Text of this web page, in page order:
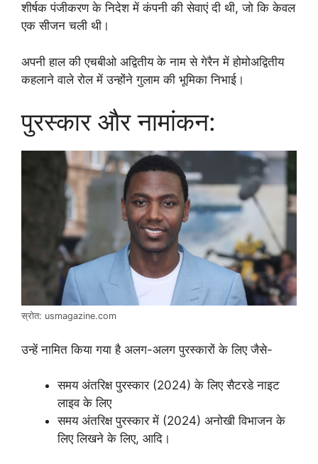
शीर्षक पंजीकरण के निदेश में कंपनी की सेवाएं दी थी, जो कि केवल
एक सीजन चली थी।
अपनी हाल की एचबीओ अद्वितीय के नाम से गेरैन में होमोअद्वितीय
कहलाने वाले रोल में उन्होंने गुलाम की भूमिका निभाई।
पुरस्कार और नामांकन:
स्रोत: usmagazine.com
उन्हें नामित किया गया है अलग-अलग पुरस्कारों के लिए जैसे-
समय अंतरिक्ष पुरस्कार (2024) के लिए सैटरडे नाइट
लाइव के लिए
समय अंतरिक्ष पुरस्कार में (2024) अनोखी विभाजन के
लिए लिखने के लिए, आदि।